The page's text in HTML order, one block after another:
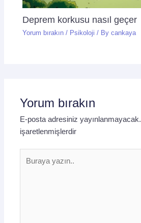
Deprem korkusu nasıl geçer
Yorum bırakın / Psikoloji / Bycankaya
Yorum bırakın
E-posta adresiniz yayınlanmayacak.
işaretlenmişlerdir
yazın..